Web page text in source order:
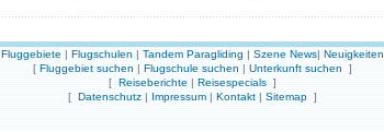
Fluggebiete | Flugschulen | Tandem Paragliding | Szene News| Neuigkeiten
[ Fluggebiet suchen | Flugschule suchen | Unterkunft suchen ]
[ Reiseberichte | Reisespecials ]
[ Datenschutz | Impressum | Kontakt | Sitemap ]